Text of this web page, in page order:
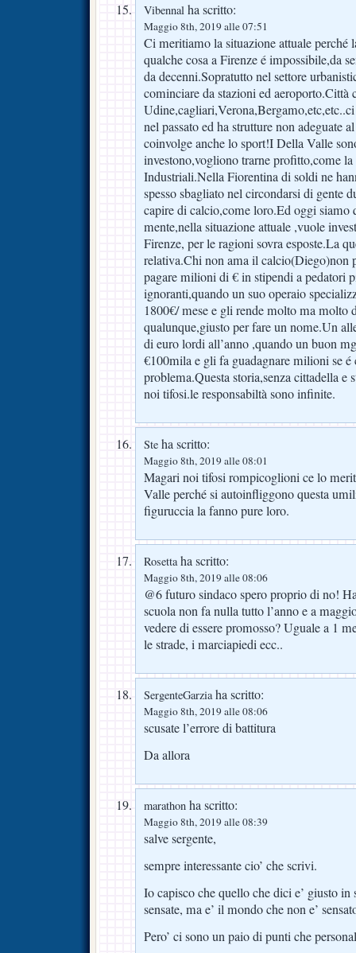
Vibennal ha scritto:
Maggio 8th, 2019 alle 07:51
Ci meritiamo la situazione attuale perché
qualche cosa a Firenze é impossibile,da
da decenni.Sopratutto nel settore
cominciare da stazioni ed aeroporto.Città
nel passato ed ha strutture non adeguate
coinvolge anche lo sport!I Della Valle
investono,vogliono trarne profitto,come
Industriali.Nella Fiorentina di soldi ne
spesso sbagliato nel circondarsi di gente
capire di calcio,come loro.Ed oggi siamo
mente,nella situazione attuale ,vuole
Firenze, per le ragioni sovra esposte.La
relativa.Chi non ama il calcio(Diego)non
pagare milioni di € in stipendi a pedatori
ignoranti,quando un suo operaio
1800€/ mese e gli rende molto ma molto
qualunque,giusto per fare un nome.Un
di euro lordi all’anno ,quando un buon
€100mila e gli fa guadagnare milioni se é
problema.Questa storia,senza cittadella
noi tifosi.le responsabiltà sono infinite.
Ste ha scritto:
Maggio 8th, 2019 alle 08:01
Magari noi tifosi rompicoglioni ce lo
Valle perché si autoinfliggono questa
figuruccia la fanno pure loro.
Rosettaha scritto:
Maggio 8th, 2019 alle 08:06
@6 futuro sindaco spero proprio di no!
scuola non fa nulla tutto l’anno e a
vedere di essere promosso? Uguale a 1
le strade, i marciapiedi ecc..
SergenteGarziaha scritto:
Maggio 8th, 2019 alle 08:06
scusate l’errore di battitura
Da allora
marathon ha scritto:
Maggio 8th, 2019 alle 08:39
salve sergente,
sempre interessante cio’ che scrivi.
Io capisco che quello che dici e’ giusto in
sensate, ma e’ il mondo che non e’
Pero’ ci sono un paio di punti che